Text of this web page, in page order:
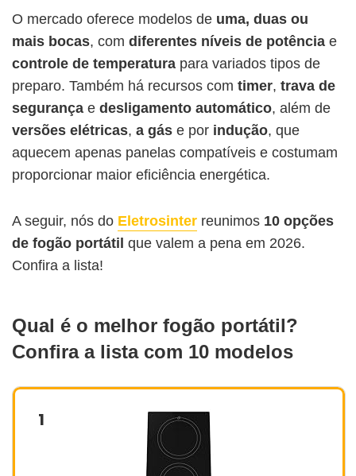
O mercado oferece modelos de uma, duas ou
mais bocas, com diferentes níveis de potência e
controle de temperatura para variados tipos de
preparo. Também há recursos com timer, trava de
segurança e desligamento automático, além de
versões elétricas, a gás e por indução, que
aquecem apenas panelas compatíveis e costumam
proporcionar maior eficiência energética.
A seguir, nós do Eletrosinter reunimos 10 opções
de fogão portátil que valem a pena em 2026.
Confira a lista!
Qual é o melhor fogão portátil?
Confira a lista com 10 modelos
1